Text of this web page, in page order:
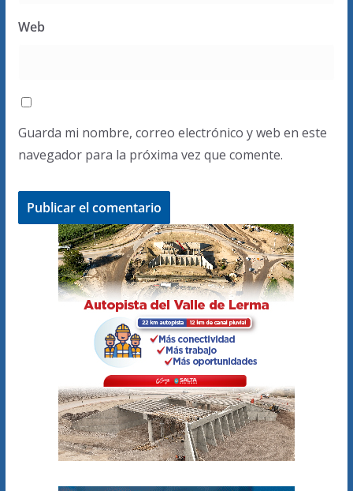
Web
Guarda mi nombre, correo electrónico y web en este
navegador para la próxima vez que comente.